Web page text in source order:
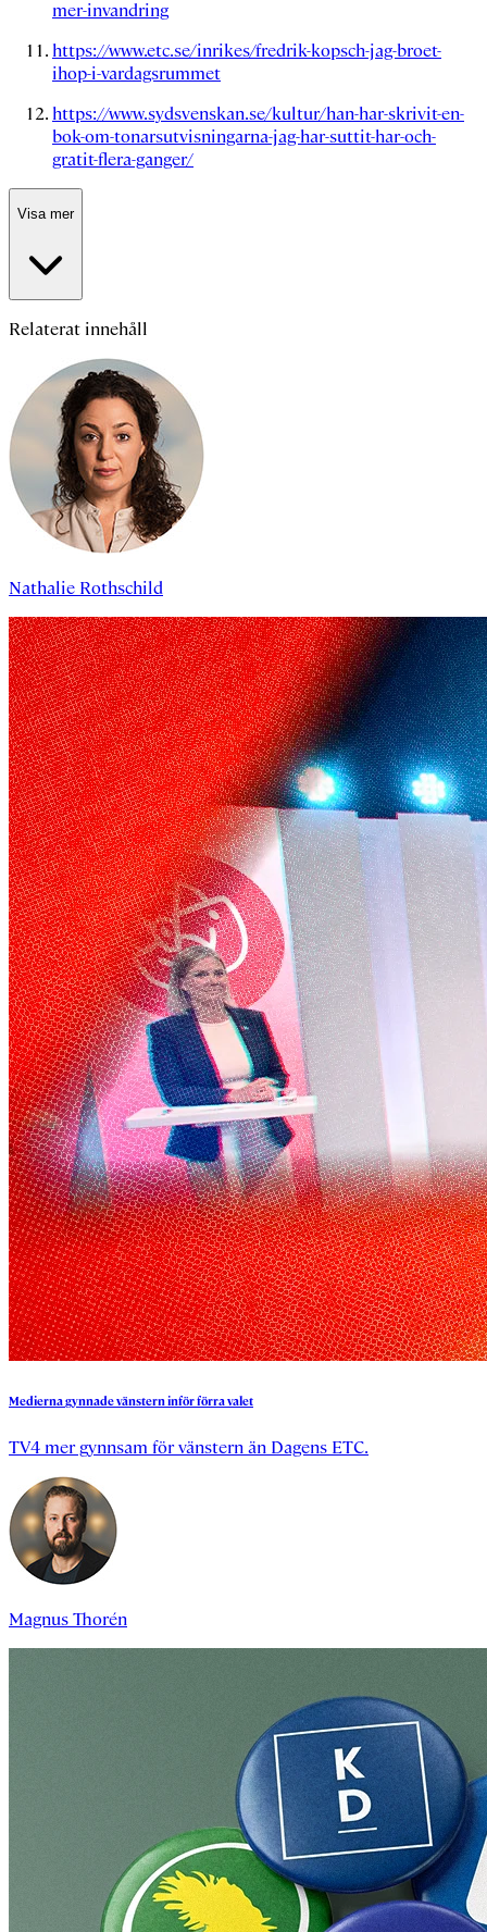
mer-invandring
https://www.etc.se/inrikes/fredrik-kopsch-jag-broet-
ihop-i-vardagsrummet
https://www.sydsvenskan.se/kultur/han-har-skrivit-en-
bok-om-tonarsutvisningarna-jag-har-suttit-har-och-
gratit-flera-ganger/
Visa mer
Relaterat innehåll
Nathalie Rothschild
Mediernagynnadevänsterninförförravalet
TV4 mer gynnsam för vänstern än Dagens ETC.
Magnus Thorén